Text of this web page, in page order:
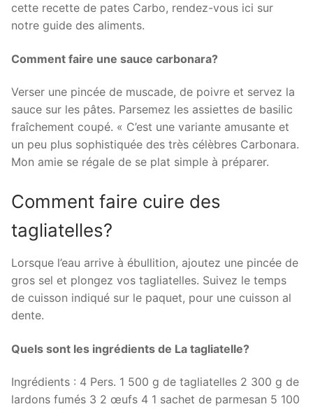
cette recette de pates Carbo, rendez-vous ici sur
notre guide des aliments.
Comment faire une sauce carbonara?
Verser une pincée de muscade, de poivre et servez la
sauce sur les pâtes. Parsemez les assiettes de basilic
fraîchement coupé. « C’est une variante amusante et
un peu plus sophistiquée des très célèbres Carbonara.
Mon amie se régale de se plat simple à préparer.
Comment faire cuire des
tagliatelles?
Lorsque l’eau arrive à ébullition, ajoutez une pincée de
gros sel et plongez vos tagliatelles. Suivez le temps
de cuisson indiqué sur le paquet, pour une cuisson al
dente.
Quels sont les ingrédients de La tagliatelle?
Ingrédients : 4 Pers. 1 500 g de tagliatelles 2 300 g de
lardons fumés 3 2 œufs 4 1 sachet de parmesan 5 100